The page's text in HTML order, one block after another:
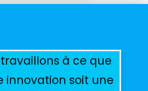
travaillons à ce que
innovation soit une